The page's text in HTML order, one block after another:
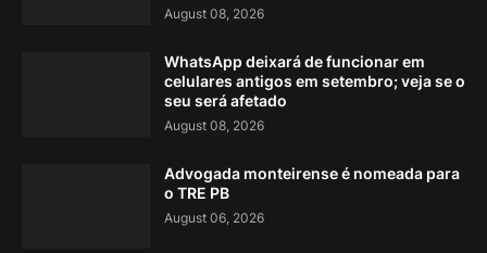
August 08, 2026
WhatsApp deixará de funcionar em
celulares antigos em setembro; veja se o
seu será afetado
August 08, 2026
Advogada monteirense é nomeada para
o TRE PB
August 06, 2026